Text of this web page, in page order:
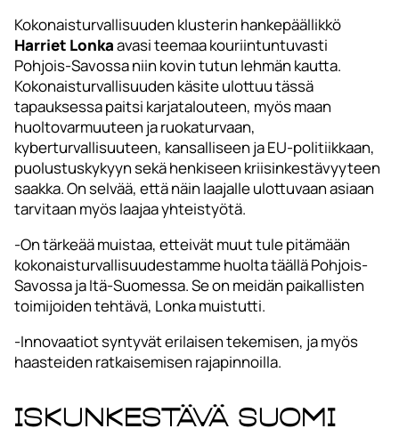
Kokonaisturvallisuuden klusterin hankepäällikkö
Harriet Lonkaavasi teemaa kouriintuntuvasti
Pohjois-Savossa niin kovin tutun lehmän kautta.
Kokonaisturvallisuuden käsite ulottuu tässä
tapauksessa paitsi karjatalouteen, myös maan
huoltovarmuuteen ja ruokaturvaan,
kyberturvallisuuteen, kansalliseen ja EU-politiikkaan,
puolustuskykyyn sekä henkiseen kriisinkestävyyteen
saakka. On selvää, että näin laajalle ulottuvaan asiaan
tarvitaan myös laajaa yhteistyötä.
-On tärkeää muistaa, etteivät muut tule pitämään
kokonaisturvallisuudestamme huolta täällä Pohjois-
Savossa ja Itä-Suomessa. Se on meidän paikallisten
toimijoiden tehtävä, Lonka muistutti.
-Innovaatiot syntyvät erilaisen tekemisen, ja myös
haasteiden ratkaisemisen rajapinnoilla.
Iskunkestävä Suomi